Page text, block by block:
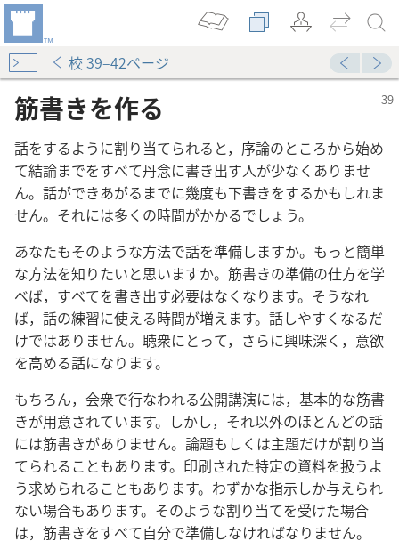
校 39–42ページ
筋書きを作る
話をするように割り当てられると，序論のところから始め
て結論までをすべて丹念に書き出す人が少なくありませ
ん。話ができあがるまでに幾度も下書きをするかもしれま
せん。それには多くの時間がかかるでしょう。
あなたもそのような方法で話を準備しますか。もっと簡単
な方法を知りたいと思いますか。筋書きの準備の仕方を学
べば，すべてを書き出す必要はなくなります。そうなれ
ば，話の練習に使える時間が増えます。話しやすくなるだ
けではありません。聴衆にとって，さらに興味深く，意欲
を高める話になります。
もちろん，会衆で行なわれる公開講演には，基本的な筋書
きが用意されています。しかし，それ以外のほとんどの話
には筋書きがありません。論題もしくは主題だけが割り当
てられることもあります。印刷された特定の資料を扱うよ
う求められることもあります。わずかな指示しか与えられ
ない場合もあります。そのような割り当てを受けた場合
は，筋書きをすべて自分で準備しなければなりません。